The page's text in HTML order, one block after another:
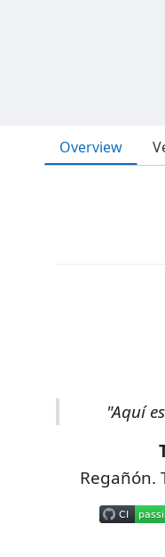
Overview
"Aquí
Regañón.